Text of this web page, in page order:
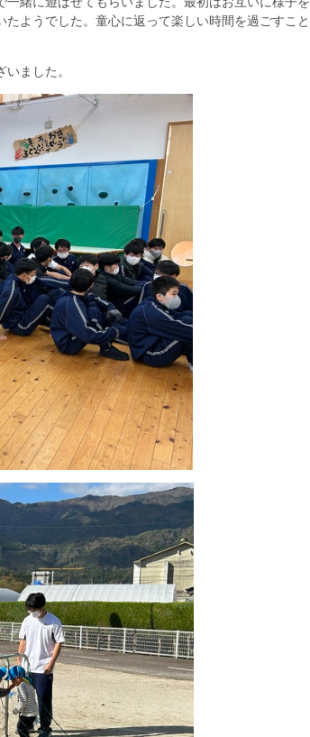
ようでした。童心に返って楽しい時間を過ごすこと
ました。